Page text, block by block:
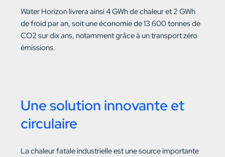
Water Horizon livrera ainsi 4 GWh de chaleur et 2 GWh
de froid par an, soit une économie de 13 600 tonnes de
CO2 sur dix ans, notamment grâce à un transport zéro
émissions.
Une solution innovante et
circulaire
La chaleur fatale industrielle est une source importante